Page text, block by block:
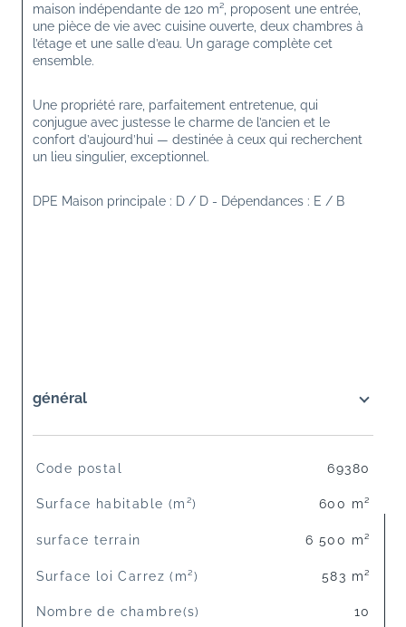
maison indépendante de 120 m², proposent une entrée,
une pièce de vie avec cuisine ouverte, deux chambres à
l’étage et une salle d’eau. Un garage complète cet
ensemble.
Une propriété rare, parfaitement entretenue, qui
conjugue avec justesse le charme de l’ancien et le
confort d’aujourd’hui — destinée à ceux qui recherchent
un lieu singulier, exceptionnel.
DPE Maison principale : D / D - Dépendances : E / B
général
TRAD_SIROCCO_Caracteristique
Code postal 69380
Surface habitable (m²) 600 m²
surface terrain 6 500 m²
Surface loi Carrez (m²) 583 m²
Nombre de chambre(s) 10